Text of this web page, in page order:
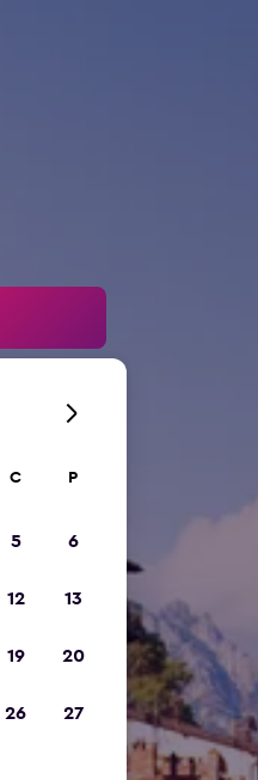
C P
5 6
12 13
19 20
26 27